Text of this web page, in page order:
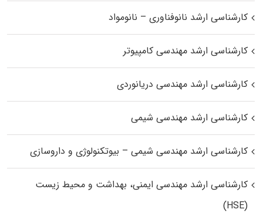
کارشناسی ارشد نانوفناوری – نانومواد
کارشناسی ارشد مهندسی کامپیوتر
کارشناسی ارشد مهندسی دریانوردی
کارشناسی ارشد مهندسی شیمی
کارشناسی ارشد مهندسی شیمی – بیوتکنولوژی و داروسازی
کارشناسی ارشد مهندسی ایمنی، بهداشت و محیط زیست
(HSE)